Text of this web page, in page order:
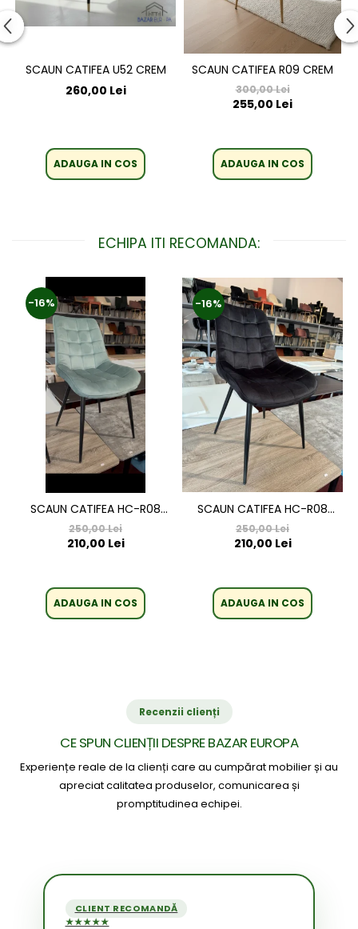
SCAUN CATIFEA U52 CREM
260,00 Lei
ADAUGA IN COS
SCAUN CATIFEA R09 CREM
300,00 Lei
255,00 Lei
ADAUGA IN COS
ECHIPA ITI RECOMANDA:
-16%
SCAUN CATIFEA HC-R08
VERDE DESCHIS
250,00 Lei
210,00 Lei
ADAUGA IN COS
-16%
SCAUN CATIFEA HC-R08
NEGRU
250,00 Lei
210,00 Lei
ADAUGA IN COS
Recenzii clienți
CE SPUN CLIENȚII DESPRE BAZAR EUROPA
Experiențe reale de la clienți care au cumpărat mobilier și au
apreciat calitatea produselor, comunicarea și
promptitudinea echipei.
CLIENT RECOMANDĂ
★★★★★